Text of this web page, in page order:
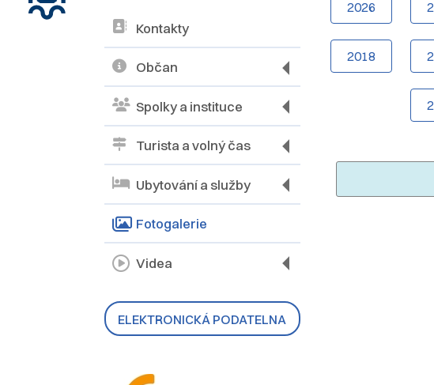
Kontakty
Občan
Spolky a instituce
Turista a volný čas
Ubytování a služby
Fotogalerie
Videa
ELEKTRONICKÁ PODATELNA
2026
2018